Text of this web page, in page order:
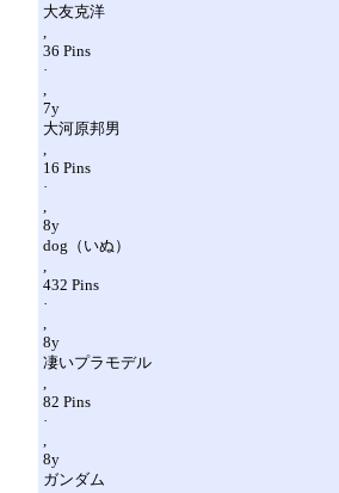
大友克洋
36 Pins
·
7y
大河原邦男
16 Pins
·
8y
dog（いぬ）
432 Pins
·
8y
凄いプラモデル
82 Pins
·
8y
ガンダム